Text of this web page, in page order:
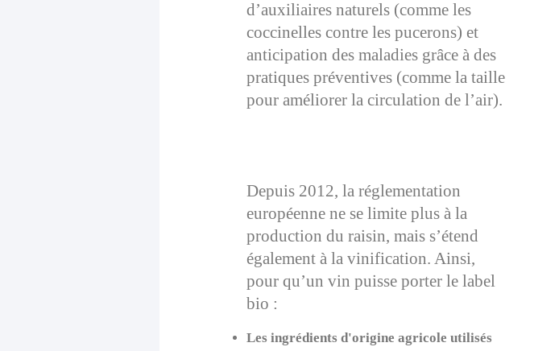
d’auxiliaires naturels (comme les
coccinelles contre les pucerons) et
anticipation des maladies grâce à des
pratiques préventives (comme la taille
pour améliorer la circulation de l’air).
Depuis 2012, la réglementation
européenne ne se limite plus à la
production du raisin, mais s’étend
également à la vinification. Ainsi,
pour qu’un vin puisse porter le label
bio :
Les ingrédients d'origine agricole utilisés